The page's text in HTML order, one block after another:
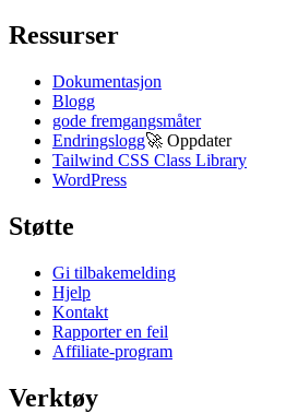
Ressurser
Dokumentasjon
Blogg
gode fremgangsmåter
Endringslogg🚀 Oppdater
Tailwind CSS Class Library
WordPress
Støtte
Gi tilbakemelding
Hjelp
Kontakt
Rapporter en feil
Affiliate-program
Verktøy